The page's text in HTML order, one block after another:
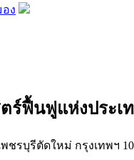
ง
ร์ฟื้นฟูแห่งประเ
ชรบุรีตัดใหม่ กรุงเทพฯ